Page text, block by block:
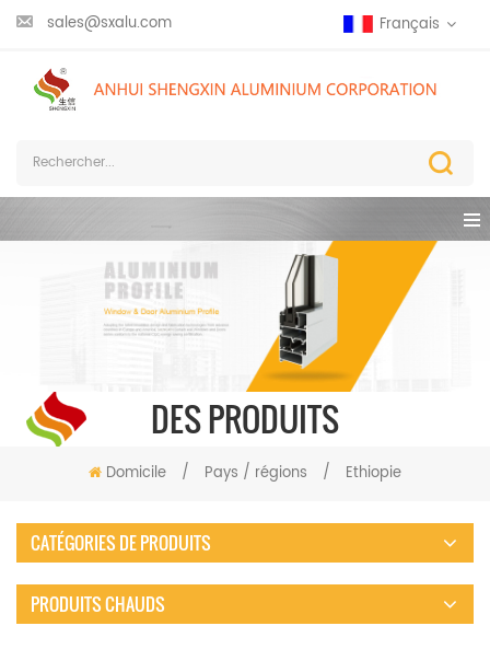
sales@sxalu.com Français
DES PRODUITS
Domicile / Pays / régions / Ethiopie
CATÉGORIES DE PRODUITS
PRODUITS CHAUDS